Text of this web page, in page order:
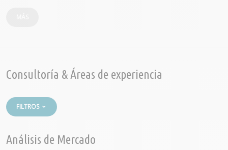
Consultoría & Áreas de experiencia
FILTROS
Análisis de Mercado